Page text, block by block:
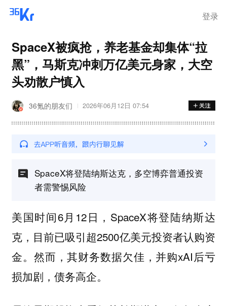
登录
SpaceX被疯抢，养老基金却集体“拉
黑”，马斯克冲刺万亿美元身家，大空
头劝散户慎入
36氪的朋友们 2026年06月12日 07:54
SpaceX将登陆纳斯达克，多空博弈普通投资
者需警惕风险
美国时间6月12日，SpaceX将登陆纳斯达
克，目前已吸引超2500亿美元投资者认购资
金。然而，其财务数据欠佳，并购xAI后亏
损加剧，债务高企。